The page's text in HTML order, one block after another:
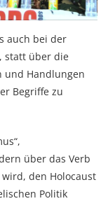
auch bei der
statt über die
und Handlungen
Begriffe zu
über das Verb
den Holocaust
Politik